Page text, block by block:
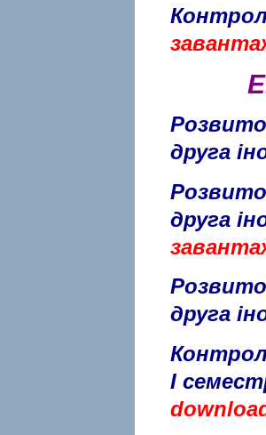
друга
друга
друга
I